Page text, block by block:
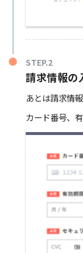
STEP.2
請求情報の
あとは請求情
カード番号、